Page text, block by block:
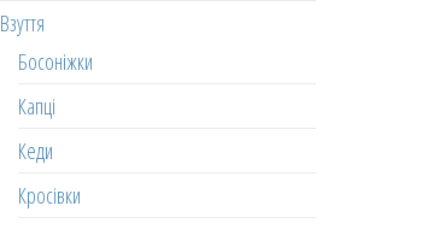
Взуття
Босоніжки
Капці
Кеди
Кросівки